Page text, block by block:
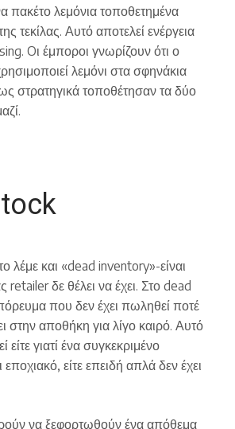
πακέτο λεμόνια τοποθετημένα
τεκίλας. Αυτό αποτελεί ενέργεια
Oι έμποροι γνωρίζουν ότι ο
λεμόνι στα σφηνάκια
στρατηγικά τοποθέτησαν τα δύο
λέμε και «dead inventory»-είναι
retailer δε θέλει να έχει. Στο dead
που δεν έχει πωληθεί ποτέ
στην αποθήκη για λίγο καιρό. Αυτό
είτε γιατί ένα συγκεκριμένο
είτε επειδή απλά δεν έχει
να ξεφορτωθούν ένα απόθεμα